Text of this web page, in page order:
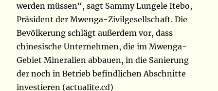
werden müssen“, sagt Sammy Lungele Itebo,
Präsident der Mwenga-Zivilgesellschaft. Die
Bevölkerung schlägt außerdem vor, dass
chinesische Unternehmen, die im Mwenga-
Gebiet Mineralien abbauen, in die Sanierung
der noch in Betrieb befindlichen Abschnitte
investieren (actualite.cd)